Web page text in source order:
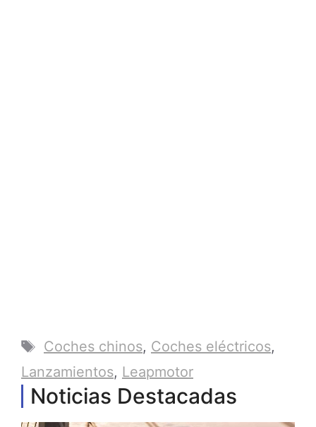
Etiquetas
Coches chinos, Coches eléctricos,
Lanzamientos, Leapmotor
Noticias Destacadas